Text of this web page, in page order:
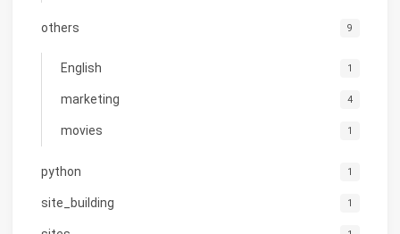
others 9
English 1
marketing 4
movies 1
python 1
site_building 1